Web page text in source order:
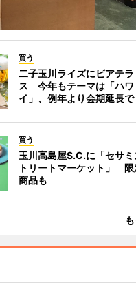
買う
二子玉川ライズにビアテラ
ス 今年もテーマは「ハワ
イ」、例年より会期延長で
買う
玉川高島屋S.C.に「セサミ
トリートマーケット」 限
商品も